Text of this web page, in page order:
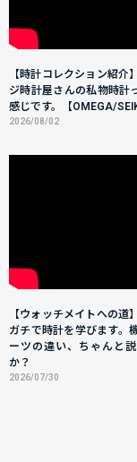
【時計コレクション紹介
ジ時計屋さんの私物時計
感じです。【OMEGA/
2026/08/02
【ウォッチメイトへの道
ガチで時計を学びます。
ーツの違い、ちゃんと
か？
2026/07/30